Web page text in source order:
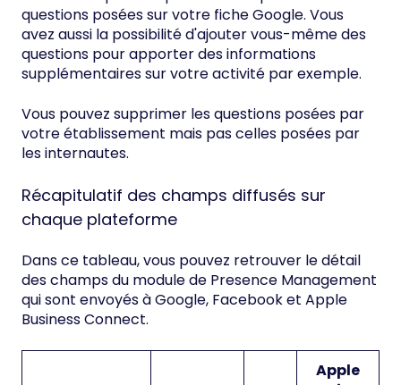
questions posées sur votre fiche Google. Vous
avez aussi la possibilité d'ajouter vous-même des
questions pour apporter des informations
supplémentaires sur votre activité par exemple.
Vous pouvez supprimer les questions posées par
votre établissement mais pas celles posées par
les internautes.
Récapitulatif des champs diffusés sur
chaque plateforme
Dans ce tableau, vous pouvez retrouver le détail
des champs du module de Presence Management
qui sont envoyés à Google, Facebook et Apple
Business Connect.
Apple